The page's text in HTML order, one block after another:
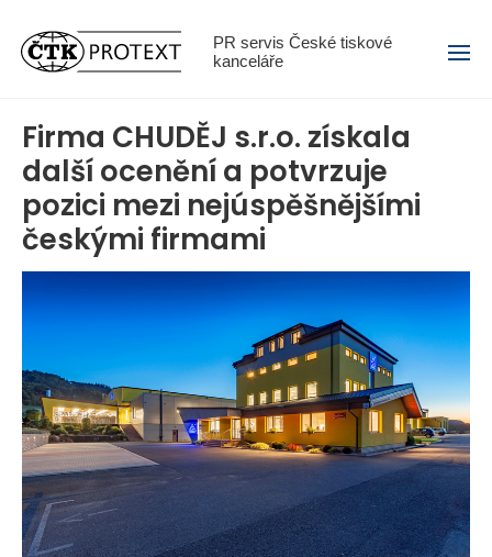
PR servis České tiskové
kanceláře
Menu
Firma CHUDĚJ s.r.o. získala
další ocenění a potvrzuje
pozici mezi nejúspěšnějšími
českými firmami